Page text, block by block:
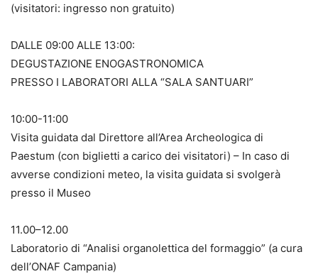
(visitatori: ingresso non gratuito)
DALLE 09:00 ALLE 13:00:
DEGUSTAZIONE ENOGASTRONOMICA
PRESSO I LABORATORI ALLA “SALA SANTUARI”
10:00-11:00
Visita guidata dal Direttore all’Area Archeologica di
Paestum (con biglietti a carico dei visitatori) – In caso di
avverse condizioni meteo, la visita guidata si svolgerà
presso il Museo
11.00–12.00
Laboratorio di “Analisi organolettica del formaggio” (a cura
dell’ONAF Campania)